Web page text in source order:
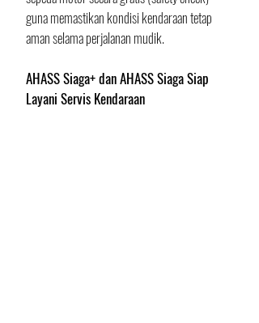
guna memastikan kondisi kendaraan tetap
aman selama perjalanan mudik.
AHASS Siaga+ dan AHASS Siaga Siap
Layani Servis Kendaraan